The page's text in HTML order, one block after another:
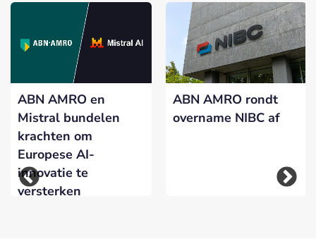
ABN AMRO en
Mistral bundelen
krachten om
Europese AI-
innovatie te
versterken
ABN AMRO rondt
overname NIBC af